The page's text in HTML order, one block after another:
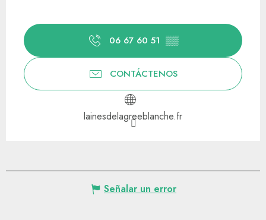
06 67 60 51 ▒▒
CONTÁCTENOS
lainesdelagreeblanche.fr
Señalar un error